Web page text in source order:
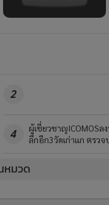
2
4
ผู้เชี่ยวชาญICOMOS
ลึกอีก3วัดเก่าแก ตรว
หมวด